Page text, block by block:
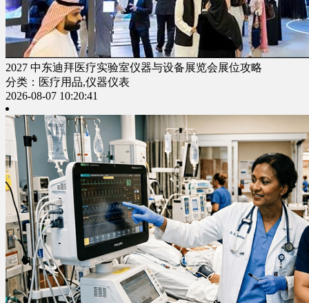
2027 中东迪拜医疗实验室仪器与设备展览会展位攻略
分类：医疗用品,仪器仪表
2026-08-07 10:20:41